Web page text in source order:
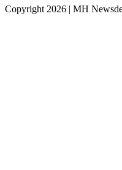
Copyright 2026 | MH